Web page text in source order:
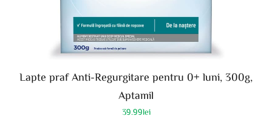
Lapte praf Anti-Regurgitare pentru 0+ luni, 300g,
Aptamil
39.99lei